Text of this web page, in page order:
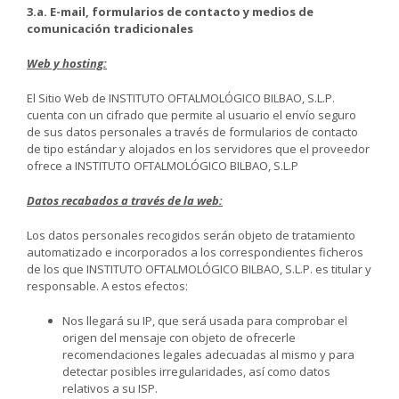
3.a. E-mail, formularios de contacto y medios de
comunicación tradicionales
Web y hosting:
El Sitio Web de INSTITUTO OFTALMOLÓGICO BILBAO, S.L.P.
cuenta con un cifrado que permite al usuario el envío seguro
de sus datos personales a través de formularios de contacto
de tipo estándar y alojados en los servidores que el proveedor
ofrece a INSTITUTO OFTALMOLÓGICO BILBAO, S.L.P
Datos recabados a través de la web:
Los datos personales recogidos serán objeto de tratamiento
automatizado e incorporados a los correspondientes ficheros
de los que INSTITUTO OFTALMOLÓGICO BILBAO, S.L.P. es titular y
responsable. A estos efectos:
Nos llegará su IP, que será usada para comprobar el
origen del mensaje con objeto de ofrecerle
recomendaciones legales adecuadas al mismo y para
detectar posibles irregularidades, así como datos
relativos a su ISP.